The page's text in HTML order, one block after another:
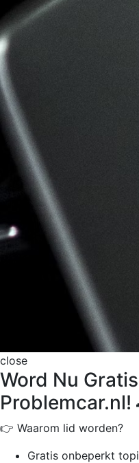
close
Word Nu
Problemcar.nl!
👉 Waarom lid worden?
Gratis onbeperkt